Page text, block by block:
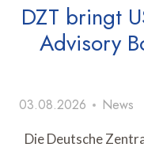
DZT bringt
Advisory
03.08.2026 News
Die Deutsche